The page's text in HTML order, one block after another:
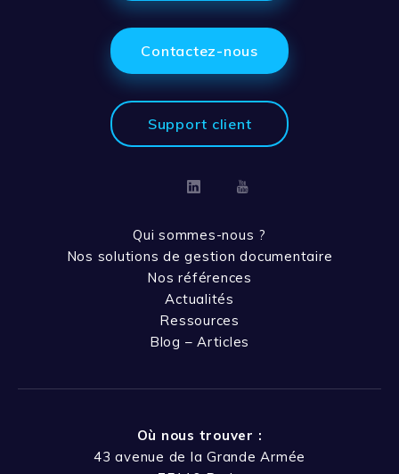
Contactez-nous
Support client
LinkedinYoutube
Qui sommes-nous ?
Nos solutions de gestion documentaire
Nos références
Actualités
Ressources
Blog – Articles
Où nous trouver :
43 avenue de la Grande Armée